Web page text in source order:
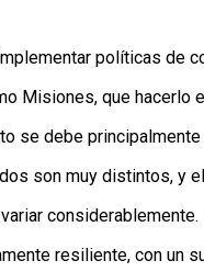
políticas de
Misiones, que hacerlo
se debe
son muy distintos, y
considerablemente.
resiliente, con un